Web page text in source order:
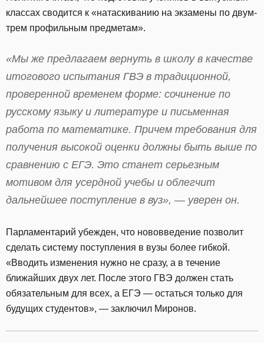
классах сводится к «натаскиванию на экзамены по двум-
трем профильным предметам».
«Мы же предлагаем вернуть в школу в качестве
итогового испытания ГВЭ в традиционной,
проверенной временем форме: сочинение по
русскому языку и литературе и письменная
работа по математике. Причем требования для
получения высокой оценки должны быть выше по
сравнению с ЕГЭ. Это станет серьезным
мотивом для усердной учебы и облегчит
дальнейшее поступление в вуз», — уверен он.
Парламентарий убежден, что нововведение позволит
сделать систему поступления в вузы более гибкой.
«Вводить изменения нужно не сразу, а в течение
ближайших двух лет. После этого ГВЭ должен стать
обязательным для всех, а ЕГЭ — остаться только для
будущих студентов», — заключил Миронов.